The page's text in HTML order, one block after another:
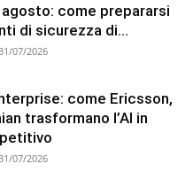
agosto: come prepararsi
di sicurezza di...
31/07/2026
come Ericsson,
trasformano l’AI in
31/07/2026